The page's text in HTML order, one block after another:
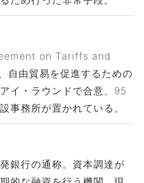
on Tariffs and
自由貿易を促進するための
イ・ラウンドで合意、95
事務所が置かれている。
銀行の通称。資本調達が